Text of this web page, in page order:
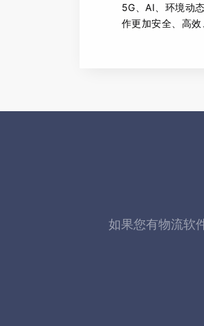
5G、AI、环境动
作更加安全、高效
如果您有物流软